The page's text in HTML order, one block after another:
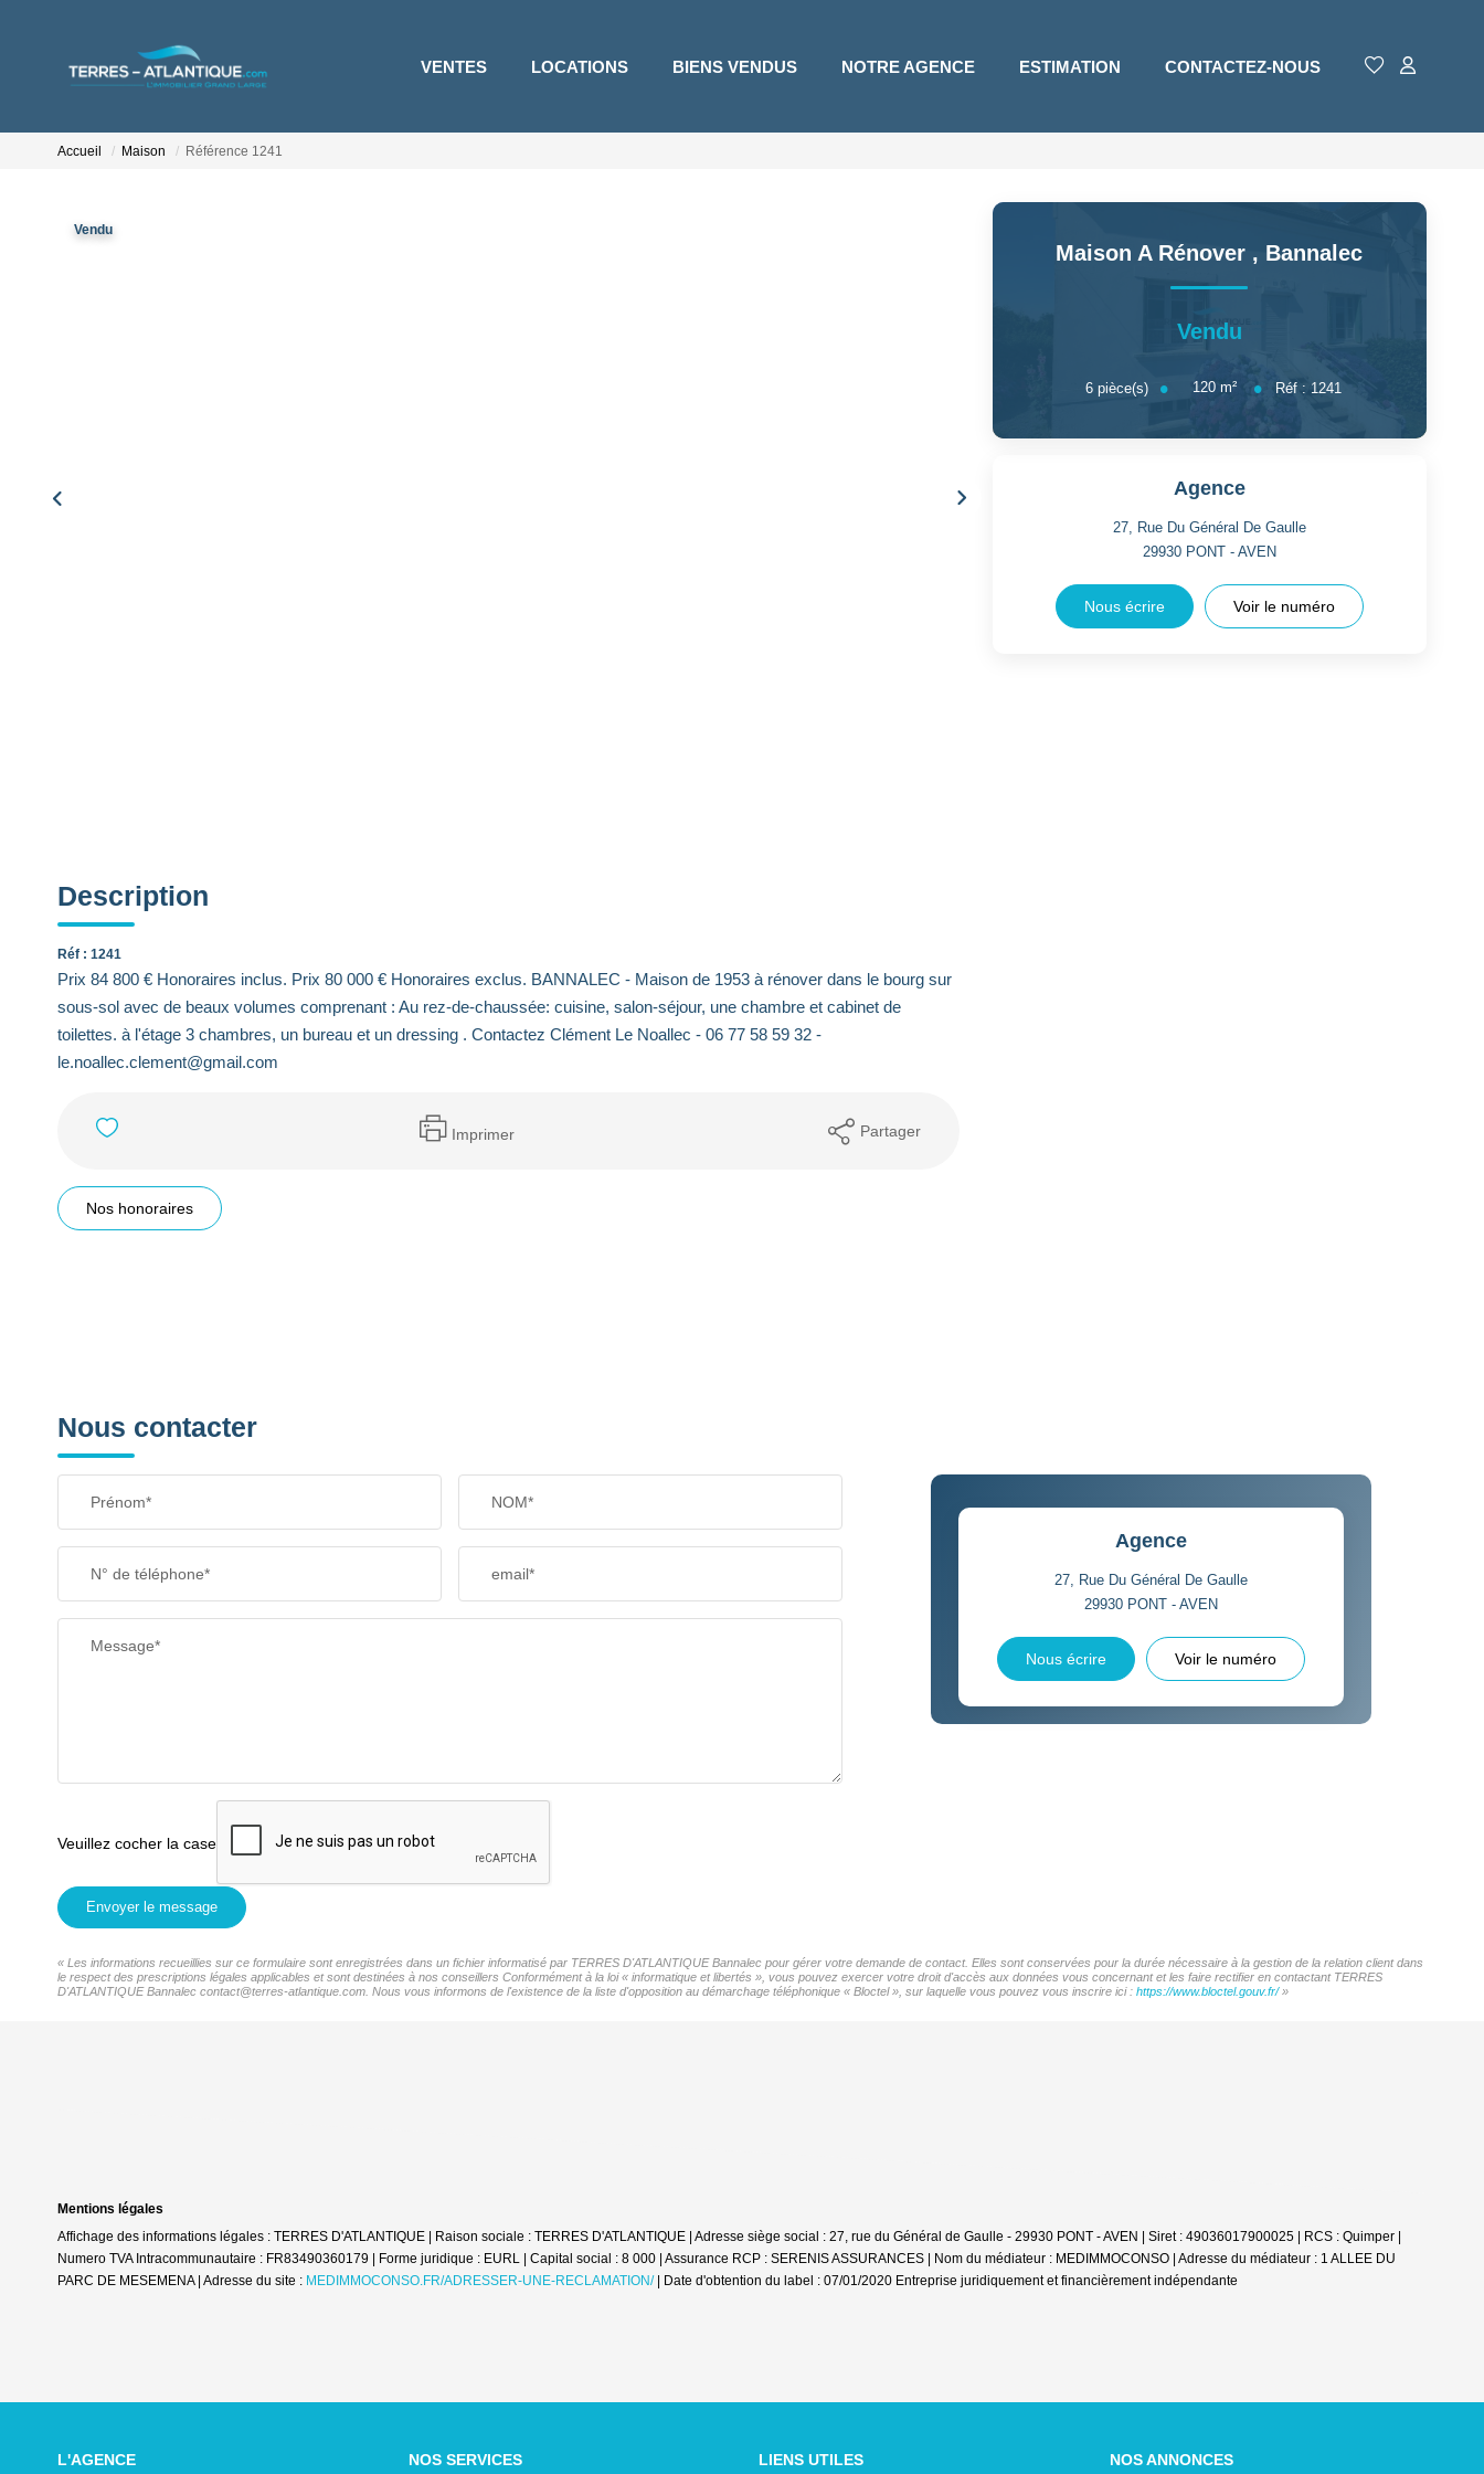
VENTES LOCATIONS BIENS VENDUS NOTRE AGENCE ESTIMATION CONTACTEZ-NOUS
Accueil Maison Référence 1241
Vendu
Description
Réf : 1241
Prix 84 800 € Honoraires inclus. Prix 80 000 € Honoraires exclus. BANNALEC - Maison de 1953 à rénover dans le bourg sur
sous-sol avec de beaux volumes comprenant : Au rez-de-chaussée: cuisine, salon-séjour, une chambre et cabinet de
toilettes. à l'étage 3 chambres, un bureau et un dressing . Contactez Clément Le Noallec - 06 77 58 59 32 -
le.noallec.clement@gmail.com
Imprimer Partager
Nos honoraires
Maison A Rénover , Bannalec
Vendu
6pièce(s) 120m² Réf : 1241
Agence
27, Rue Du Général De Gaulle
29930 PONT - AVEN
Nous écrire Voir le numéro
Nous contacter
Prénom* NOM*
N° de téléphone* email*
Message*
Veuillez cocher la case
Envoyer le message
Agence
27, Rue Du Général De Gaulle
29930 PONT - AVEN
Nous écrire Voir le numéro
« Les informations recueillies sur ce formulaire sont enregistrées dans un fichier informatisé par TERRES D'ATLANTIQUE Bannalec pour gérer votre demande de contact. Elles sont conservées pour la durée nécessaire à la gestion de la relation client dans
le respect des prescriptions légales applicables et sont destinées à nos conseillers Conformément à la loi « informatique et libertés », vous pouvez exercer votre droit d'accès aux données vous concernant et les faire rectifier en contactant TERRES
D'ATLANTIQUE Bannalec contact@terres-atlantique.com. Nous vous informons de l'existence de la liste d'opposition au démarchage téléphonique « Bloctel », sur laquelle vous pouvez vous inscrire ici : https://www.bloctel.gouv.fr/»
Mentions légales
Affichage des informations légales : TERRES D'ATLANTIQUE | Raison sociale : TERRES D'ATLANTIQUE | Adresse siège social : 27, rue du Général de Gaulle - 29930 PONT - AVEN | Siret : 49036017900025 | RCS : Quimper |
Numero TVA Intracommunautaire : FR83490360179 | Forme juridique : EURL | Capital social : 8 000 | Assurance RCP : SERENIS ASSURANCES | Nom du médiateur : MEDIMMOCONSO | Adresse du médiateur : 1 ALLEE DU
PARC DE MESEMENA | Adresse du site : MEDIMMOCONSO.FR/ADRESSER-UNE-RECLAMATION/| Date d'obtention du label : 07/01/2020 Entreprise juridiquement et financièrement indépendante
L'AGENCE NOS SERVICES LIENS UTILES NOS ANNONCES